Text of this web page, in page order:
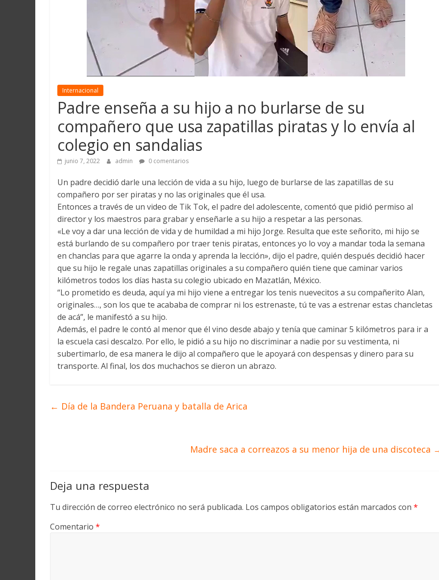
Internacional
Padre enseña a su hijo a no burlarse de su
compañero que usa zapatillas piratas y lo envía al
colegio en sandalias
junio 7, 2022 admin 0 comentarios
Un padre decidió darle una lección de vida a su hijo, luego de burlarse de las zapatillas de su
compañero por ser piratas y no las originales que él usa.
Entonces a través de un video de Tik Tok, el padre del adolescente, comentó que pidió permiso al
director y los maestros para grabar y enseñarle a su hijo a respetar a las personas.
«Le voy a dar una lección de vida y de humildad a mi hijo Jorge. Resulta que este señorito, mi hijo se
está burlando de su compañero por traer tenis piratas, entonces yo lo voy a mandar toda la semana
en chanclas para que agarre la onda y aprenda la lección», dijo el padre, quién después decidió hacer
que su hijo le regale unas zapatillas originales a su compañero quién tiene que caminar varios
kilómetros todos los días hasta su colegio ubicado en Mazatlán, México.
“Lo prometido es deuda, aquí ya mi hijo viene a entregar los tenis nuevecitos a su compañerito Alan,
originales…, son los que te acababa de comprar ni los estrenaste, tú te vas a estrenar estas chancletas
de acá”, le manifestó a su hijo.
Además, el padre le contó al menor que él vino desde abajo y tenía que caminar 5 kilómetros para ir a
la escuela casi descalzo. Por ello, le pidió a su hijo no discriminar a nadie por su vestimenta, ni
subertimarlo, de esa manera le dijo al compañero que le apoyará con despensas y dinero para su
transporte. Al final, los dos muchachos se dieron un abrazo.
← Día de la Bandera Peruana y batalla de Arica
Madre saca a correazos a su menor hija de una discoteca
Deja una respuesta
Tu dirección de correo electrónico no será publicada. Los campos obligatorios están marcados con *
Comentario *